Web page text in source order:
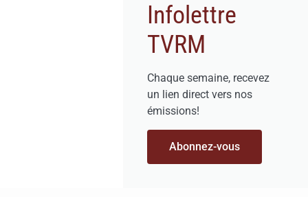
Infolettre
TVRM
Chaque semaine, recevez
un lien direct vers nos
émissions!
Abonnez-vous